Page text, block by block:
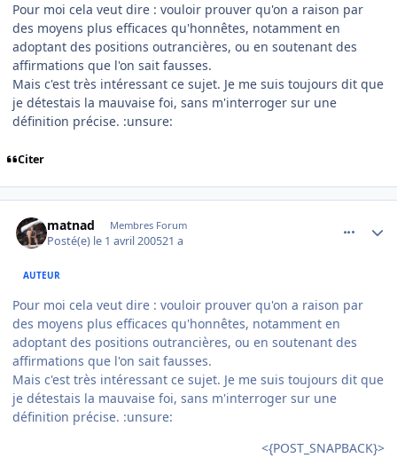
Pour moi cela veut dire : vouloir prouver qu'on a raison par
des moyens plus efficaces qu'honnêtes, notamment en
adoptant des positions outrancières, ou en soutenant des
affirmations que l'on sait fausses.
Mais c'est très intéressant ce sujet. Je me suis toujours dit que
je détestais la mauvaise foi, sans m'interroger sur une
définition précise. :unsure:
Citer
matnad Membres Forum
Posté(e) le 1 avril 200521 a
AUTEUR
Pour moi cela veut dire : vouloir prouver qu'on a raison par
des moyens plus efficaces qu'honnêtes, notamment en
adoptant des positions outrancières, ou en soutenant des
affirmations que l'on sait fausses.
Mais c'est très intéressant ce sujet. Je me suis toujours dit que
je détestais la mauvaise foi, sans m'interroger sur une
définition précise. :unsure:
<{POST_SNAPBACK}>